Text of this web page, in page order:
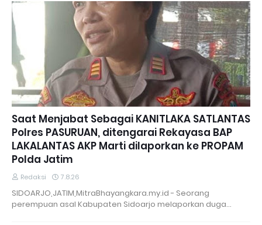
Saat Menjabat Sebagai KANITLAKA SATLANTAS
Polres PASURUAN, ditengarai Rekayasa BAP
LAKALANTAS AKP Marti dilaporkan ke PROPAM
Polda Jatim
Redaksi 7.8.26
SIDOARJO,JATIM,MitraBhayangkara.my.id - Seorang
perempuan asal Kabupaten Sidoarjo melaporkan duga…